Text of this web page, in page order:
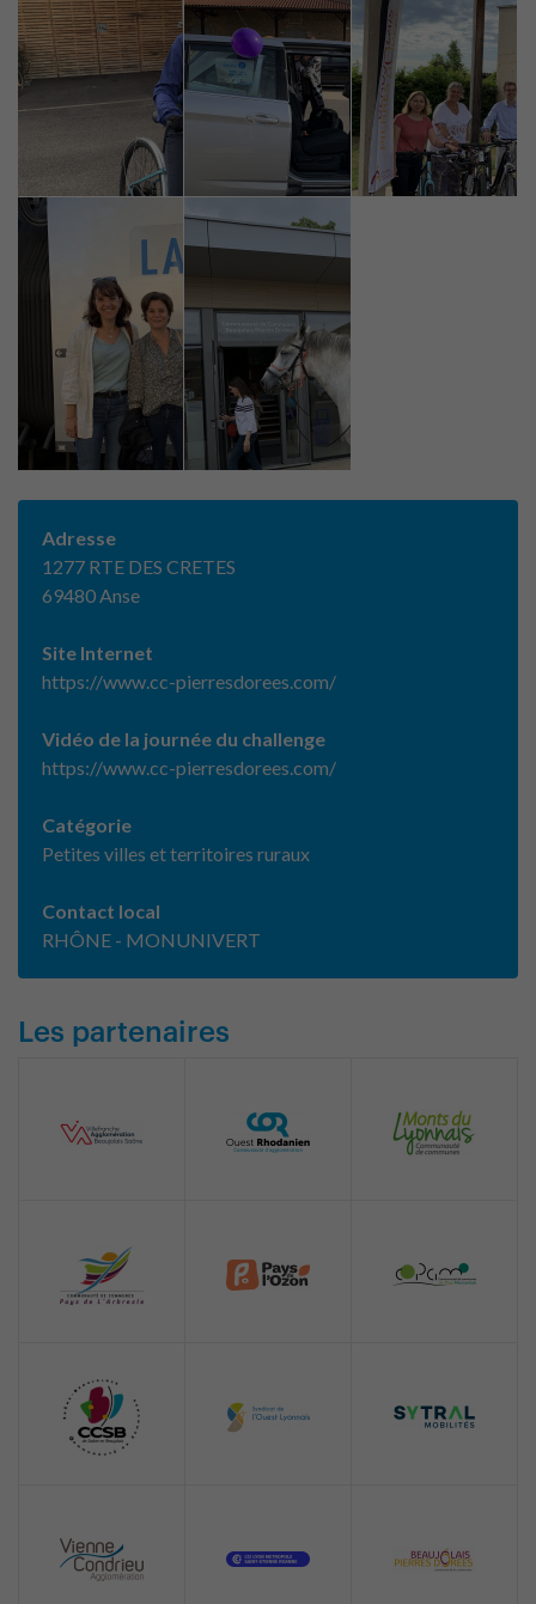
Adresse
1277 RTE DES CRETES
69480 Anse
Site Internet
https://www.cc-pierresdorees.com/
Vidéo de la journée du challenge
https://www.cc-pierresdorees.com/
Catégorie
Petites villes et territoires ruraux
Contact local
RHÔNE - MONUNIVERT
Les partenaires